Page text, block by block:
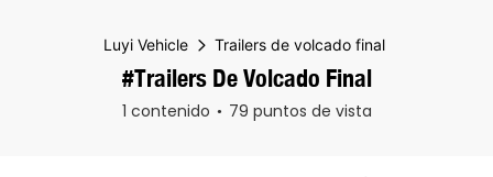
Luyi Vehicle Trailers de volcado final
#Trailers De Volcado Final
1 contenido 79 puntos de vista